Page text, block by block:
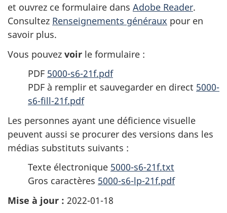
et ouvrez ce formulaire dans Adobe Reader.
Consultez Renseignements généraux pour en
savoir plus.
Vous pouvez voir le formulaire :
PDF 5000-s6-21f.pdf
PDF à remplir et sauvegarder en direct 5000-
s6-fill-21f.pdf
Les personnes ayant une déficience visuelle
peuvent aussi se procurer des versions dans les
médias substituts suivants :
Texte électronique 5000-s6-21f.txt
Gros caractères 5000-s6-lp-21f.pdf
Mise à jour : 2022-01-18